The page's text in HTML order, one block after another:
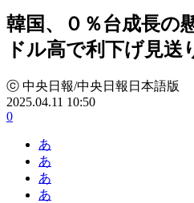
韓国、０％台成長の
ドル高で利下げ見送
ⓒ 中央日報/中央日報日本語版
2025.04.11 10:50
0
あ
あ
あ
あ